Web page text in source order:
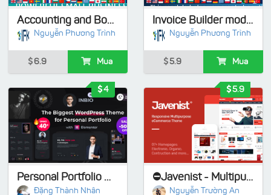
Accounting and Bookkeeping module for Perfex CRM
Nguyễn Phương Trình
6.9 Mua
Invoice Builder module for Perfex CRM
Nguyễn Phương Trình
5.9 Mua
Personal Portfolio WordPress Theme | Inbio
Đặng Thành Nhân
4
⛔Javenist - Multipurpose eCommerce WordPress Theme- Có hướng dẫn kích hoạt cài full demo
Nguyễn Trường An
5.9